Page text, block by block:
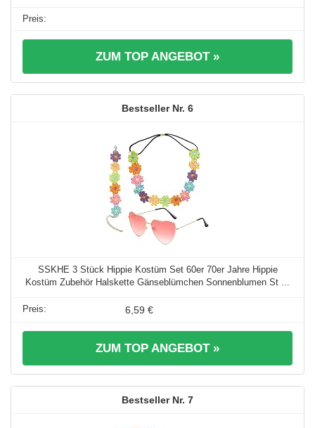
ZUM TOP ANGEBOT »
6
SSKHE 3 Stück Hippie Kostüm Set 60er 70er Jahre Hippie
Kostüm Zubehör Halskette Gänseblümchen Sonnenblumen St ...
6,59 €
ZUM TOP ANGEBOT »
7